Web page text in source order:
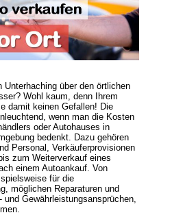
Unterhaching über den örtlichen
Wohl kaum, denn Ihrem
damit keinen Gefallen! Die
wenn man die Kosten
oder Autohauses in
bedenkt. Dazu gehören
Personal, Verkäuferprovisionen
zum Weiterverkauf eines
einem Autoankauf. Von
für die
möglichen Reparaturen und
und Gewährleistungsansprüchen,